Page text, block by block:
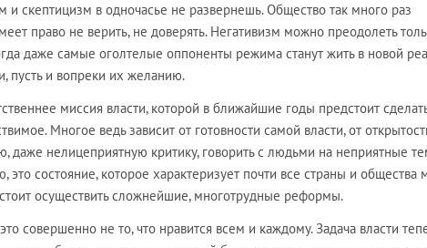
и скептицизм в одночасье не развернешь. Общество так много раз
право не верить, не доверять. Негативизм можно преодолеть
даже самые оголтелые оппоненты режима станут жить в новой
пусть и вопреки их желанию.
миссия власти, которой в ближайшие годы предстоит
Многое ведь зависит от готовности самой власти, от
даже нелицеприятную критику, говорить с людьми на неприятные
это состояние, которое характеризует почти все страны и общества
осуществить сложнейшие, многотрудные реформы.
совершенно не то, что нравится всем и каждому. Задача власти